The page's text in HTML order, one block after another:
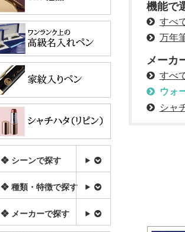
機能で
すべ
万年
メーカ
すべ
ウォ
シャ
❖ シーンで探す
❖ 種類・特徴で探す
❖ メーカーで探す